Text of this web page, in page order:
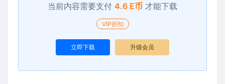
当前内容需要支付 4.6 E币 才能下载
VIP折扣
立即下载 升级会员